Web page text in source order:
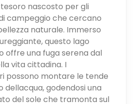
tesoro nascosto per gli
campeggio che cercano
naturale. Immerso
questo lago
offre una fuga serena dal
vita cittadina. I
possono montare le tende
dellacqua, godendosi una
del sole che tramonta sul